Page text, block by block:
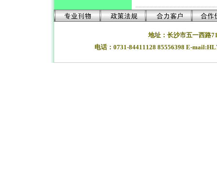
地址：长沙市五一西路
电话：0731-84411128 85556398 E-